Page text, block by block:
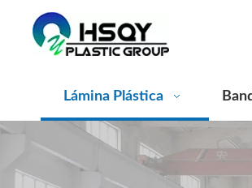
Lámina Plástica